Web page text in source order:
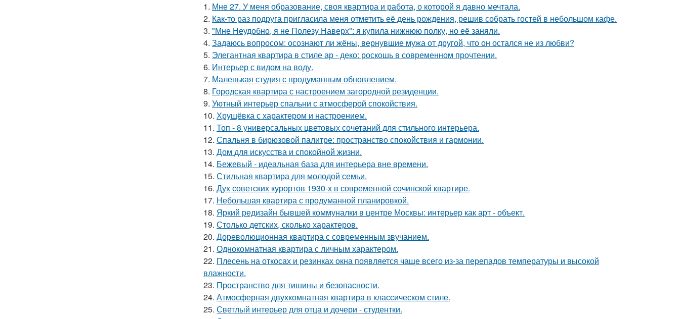
1. Мне 27. У меня образование, своя квартира и работа, о которой я давно мечтала.
2. Как-то раз подруга пригласила меня отметить её день рождения, решив собрать гостей в небольшом кафе.
3. "Мне Неудобно, я не Полезу Наверх": я купила нижнюю полку, но её заняли.
4. Задаюсь вопросом: осознают ли жёны, вернувшие мужа от другой, что он остался не из любви?
5. Элегантная квартира в стиле ар - деко: роскошь в современном прочтении.
6. Интерьер с видом на воду.
7. Маленькая студия с продуманным обновлением.
8. Городская квартира с настроением загородной резиденции.
9. Уютный интерьер спальни с атмосферой спокойствия.
10. Хрущёвка с характером и настроением.
11. Топ - 8 универсальных цветовых сочетаний для стильного интерьера.
12. Спальня в бирюзовой палитре: пространство спокойствия и гармонии.
13. Дом для искусства и спокойной жизни.
14. Бежевый - идеальная база для интерьера вне времени.
15. Стильная квартира для молодой семьи.
16. Дух советских курортов 1930-х в современной сочинской квартире.
17. Небольшая квартира с продуманной планировкой.
18. Яркий редизайн бывшей коммуналки в центре Москвы: интерьер как арт - объект.
19. Столько детских, сколько характеров.
20. Дореволюционная квартира с современным звучанием.
21. Однокомнатная квартира с личным характером.
22. Плесень на откосах и резинках окна появляется чаще всего из-за перепадов температуры и высокой
влажности.
23. Пространство для тишины и безопасности.
24. Атмосферная двухкомнатная квартира в классическом стиле.
25. Светлый интерьер для отца и дочери - студентки.